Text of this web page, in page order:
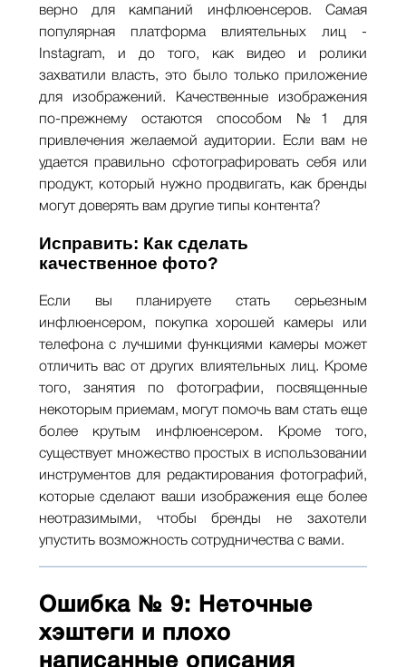
верно для кампаний инфлюенсеров. Самая
популярная платформа влиятельных лиц -
Instagram, и до того, как видео и ролики
захватили власть, это было только приложение
для изображений. Качественные изображения
по-прежнему остаются способом №1 для
привлечения желаемой аудитории. Если вам не
удается правильно сфотографировать себя или
продукт, который нужно продвигать, как бренды
могут доверять вам другие типы контента?
Исправить: Как сделать
качественное фото?
Если вы планируете стать серьезным
инфлюенсером, покупка хорошей камеры или
телефона с лучшими функциями камеры может
отличить вас от других влиятельных лиц. Кроме
того, занятия по фотографии, посвященные
некоторым приемам, могут помочь вам стать еще
более крутым инфлюенсером. Кроме того,
существует множество простых в использовании
инструментов для редактирования фотографий,
которые сделают ваши изображения еще более
неотразимыми, чтобы бренды не захотели
упустить возможность сотрудничества с вами.
Ошибка № 9: Неточные
хэштеги и плохо
написанные описания